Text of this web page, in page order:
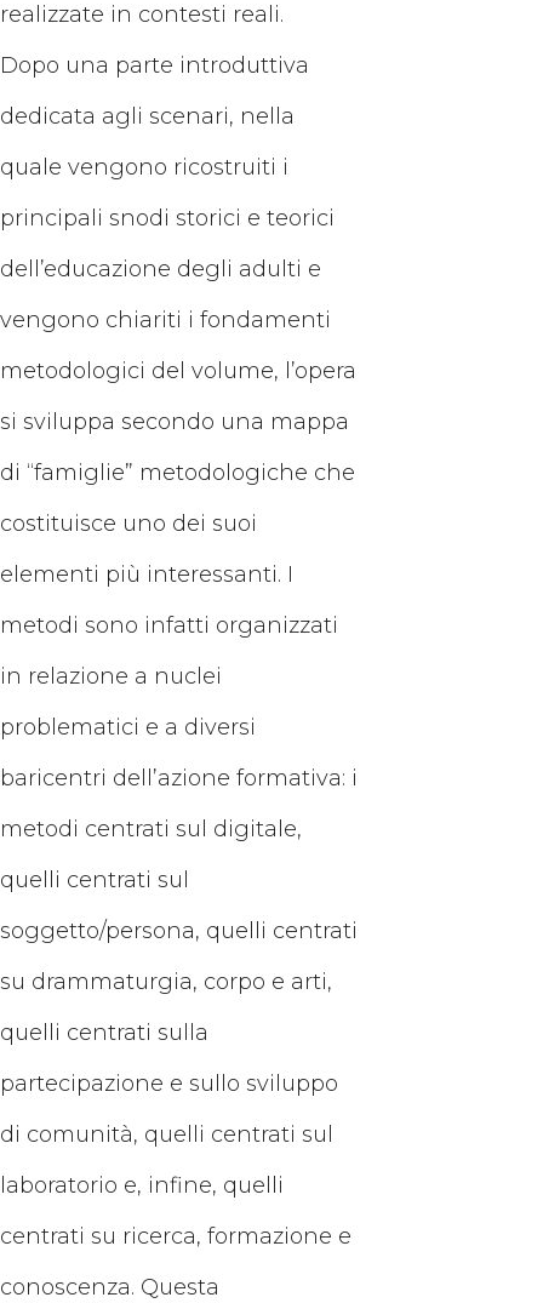
realizzate in contesti reali.
Dopo una parte introduttiva
dedicata agli scenari, nella
quale vengono ricostruiti i
principali snodi storici e teorici
dell’educazione degli adulti e
vengono chiariti i fondamenti
metodologici del volume, l’opera
si sviluppa secondo una mappa
di “famiglie” metodologiche che
costituisce uno dei suoi
elementi più interessanti. I
metodi sono infatti organizzati
in relazione a nuclei
problematici e a diversi
baricentri dell’azione formativa: i
metodi centrati sul digitale,
quelli centrati sul
soggetto/persona, quelli centrati
su drammaturgia, corpo e arti,
quelli centrati sulla
partecipazione e sullo sviluppo
di comunità, quelli centrati sul
laboratorio e, infine, quelli
centrati su ricerca, formazione e
conoscenza. Questa